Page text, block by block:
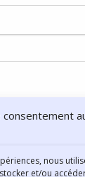
consentement
nous
et/ou